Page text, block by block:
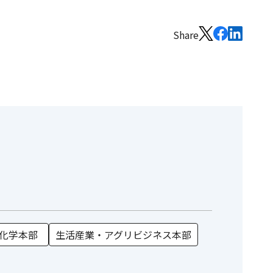
Share
学本部 生活産業・アグリビジネス本部